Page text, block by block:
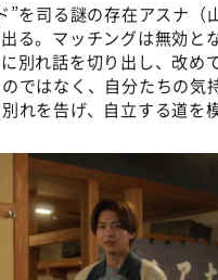
”を司る謎の存在アスナ（
る。マッチングは無効と
別れ話を切り出し、改め
ではなく、自分たちの気
れを告げ、自立する道を